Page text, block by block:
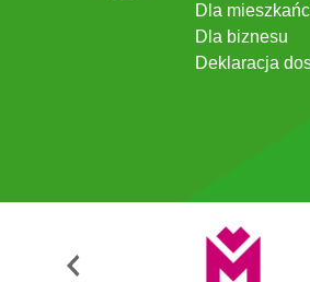
Dla
Dla biznesu
Deklaracja